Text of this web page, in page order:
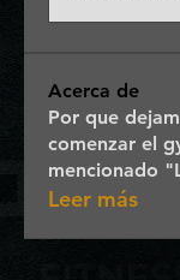
Acerca de
Por que
comenzar el
mencionado
Leer más